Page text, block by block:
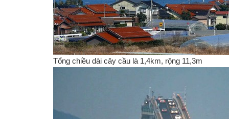
Tổng chiều dài cây cầu là 1,4km, rộng 11,3m